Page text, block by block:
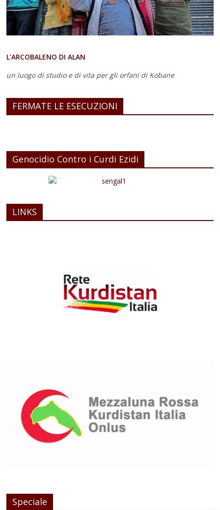
L’ARCOBALENO DI ALAN
un luogo di studio e di vita per gli orfani di Kobane
FERMATE LE ESECUZIONI
Genocidio Contro i Curdi Ezidi
LINKS
Speciale